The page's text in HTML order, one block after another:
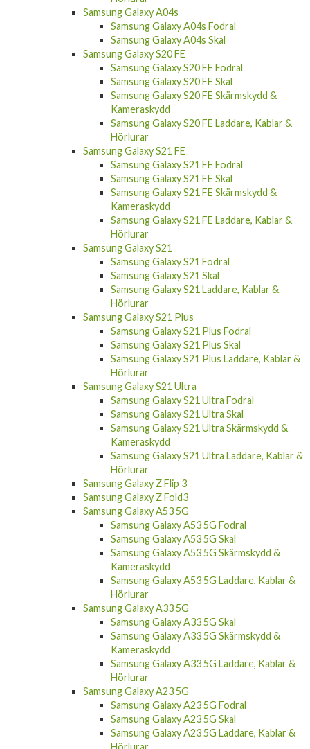
Samsung Galaxy A04s
Samsung Galaxy A04s Fodral
Samsung Galaxy A04s Skal
Samsung Galaxy S20 FE
Samsung Galaxy S20 FE Fodral
Samsung Galaxy S20 FE Skal
Samsung Galaxy S20 FE Skärmskydd &
Kameraskydd
Samsung Galaxy S20 FE Laddare, Kablar &
Hörlurar
Samsung Galaxy S21 FE
Samsung Galaxy S21 FE Fodral
Samsung Galaxy S21 FE Skal
Samsung Galaxy S21 FE Skärmskydd &
Kameraskydd
Samsung Galaxy S21 FE Laddare, Kablar &
Hörlurar
Samsung Galaxy S21
Samsung Galaxy S21 Fodral
Samsung Galaxy S21 Skal
Samsung Galaxy S21 Laddare, Kablar &
Hörlurar
Samsung Galaxy S21 Plus
Samsung Galaxy S21 Plus Fodral
Samsung Galaxy S21 Plus Skal
Samsung Galaxy S21 Plus Laddare, Kablar &
Hörlurar
Samsung Galaxy S21 Ultra
Samsung Galaxy S21 Ultra Fodral
Samsung Galaxy S21 Ultra Skal
Samsung Galaxy S21 Ultra Skärmskydd &
Kameraskydd
Samsung Galaxy S21 Ultra Laddare, Kablar &
Hörlurar
Samsung Galaxy Z Flip 3
Samsung Galaxy Z Fold3
Samsung Galaxy A53 5G
Samsung Galaxy A53 5G Fodral
Samsung Galaxy A53 5G Skal
Samsung Galaxy A53 5G Skärmskydd &
Kameraskydd
Samsung Galaxy A53 5G Laddare, Kablar &
Hörlurar
Samsung Galaxy A33 5G
Samsung Galaxy A33 5G Skal
Samsung Galaxy A33 5G Skärmskydd &
Kameraskydd
Samsung Galaxy A33 5G Laddare, Kablar &
Hörlurar
Samsung Galaxy A23 5G
Samsung Galaxy A23 5G Fodral
Samsung Galaxy A23 5G Skal
Samsung Galaxy A23 5G Laddare, Kablar &